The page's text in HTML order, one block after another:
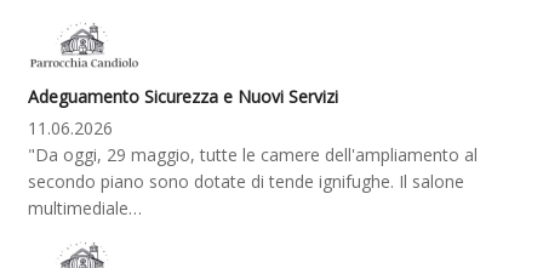
Adeguamento Sicurezza e Nuovi Servizi
11.06.2026
"Da oggi, 29 maggio, tutte le camere dell'ampliamento al
secondo piano sono dotate di tende ignifughe. Il salone
multimediale…